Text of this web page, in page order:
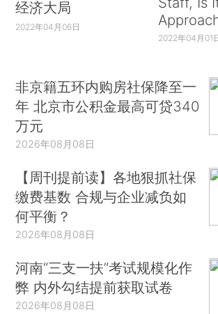
经济大局
2022年04月06日
2022年04月01
非京籍五环内购房社保降至一
年 北京市公积金最高可贷340
万元
2026年08月08日
【周刊提前读】各地狠抓社保
缴费基数 合规与企业减负如
何平衡？
2026年08月08日
河南“三支一扶”考试规模化作
弊 内外勾结提前获取试卷
2026年08月08日